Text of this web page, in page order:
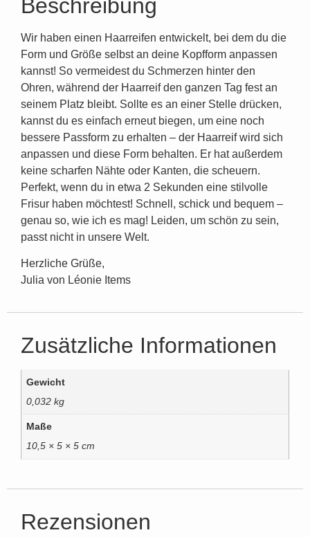
Beschreibung
Wir haben einen Haarreifen entwickelt, bei dem du die
Form und Größe selbst an deine Kopfform anpassen
kannst! So vermeidest du Schmerzen hinter den
Ohren, während der Haarreif den ganzen Tag fest an
seinem Platz bleibt. Sollte es an einer Stelle drücken,
kannst du es einfach erneut biegen, um eine noch
bessere Passform zu erhalten – der Haarreif wird sich
anpassen und diese Form behalten. Er hat außerdem
keine scharfen Nähte oder Kanten, die scheuern.
Perfekt, wenn du in etwa 2 Sekunden eine stilvolle
Frisur haben möchtest! Schnell, schick und bequem –
genau so, wie ich es mag! Leiden, um schön zu sein,
passt nicht in unsere Welt.
Herzliche Grüße,
Julia von Léonie Items
Zusätzliche Informationen
Gewicht
0,032 kg
Maße
10,5 × 5 × 5 cm
Rezensionen